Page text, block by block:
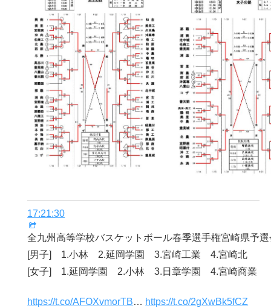
17:21:30
全九州高等学校バスケットボール春季選手権宮崎県予選
[男子] 1.小林 2.延岡学園 3.宮崎工業 4.宮崎北
[女子] 1.延岡学園 2.小林 3.日章学園 4.宮崎商業
https://t.co/AFOXvmorTB… https://t.co/2gXwBk5fCZ